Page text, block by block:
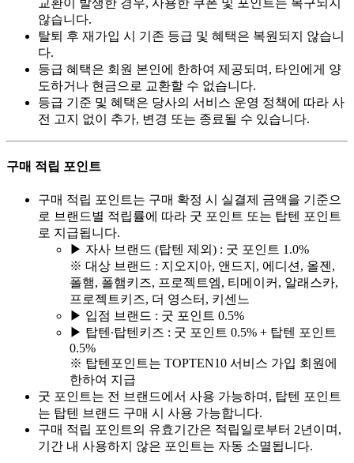
않습니다.
탈퇴 후 재가입 시 기존 등급 및 혜택은 복원되지 않습니
다.
등급 혜택은 회원 본인에 한하여 제공되며, 타인에게 양
도하거나 현금으로 교환할 수 없습니다.
등급 기준 및 혜택은 당사의 서비스 운영 정책에 따라 사
전 고지 없이 추가, 변경 또는 종료될 수 있습니다.
구매 적립 포인트
구매 적립 포인트는 구매 확정 시 실결제 금액을 기준으
로 브랜드별 적립률에 따라 굿 포인트 또는 탑텐 포인트
로 지급됩니다.
▶ 자사 브랜드 (탑텐 제외) : 굿 포인트 1.0%
※ 대상 브랜드 : 지오지아, 앤드지, 에디션, 올젠,
폴햄, 폴햄키즈, 프로젝트엠, 티메이커, 알래스카,
프로젝트키즈, 더 영스터, 키센느
▶ 입점 브랜드 : 굿 포인트 0.5%
▶ 탑텐∙탑텐키즈 : 굿 포인트 0.5% + 탑텐 포인트
0.5%
※ 탑텐포인트는 TOPTEN10 서비스 가입 회원에
한하여 지급
굿 포인트는 전 브랜드에서 사용 가능하며, 탑텐 포인트
는 탑텐 브랜드 구매 시 사용 가능합니다.
구매 적립 포인트의 유효기간은 적립일로부터 2년이며,
기간 내 사용하지 않은 포인트는 자동 소멸됩니다.